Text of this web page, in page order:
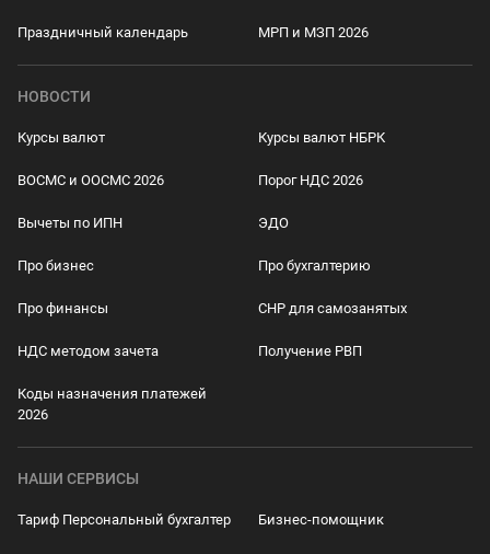
Праздничный календарь МРП и МЗП 2026
НОВОСТИ
Курсы валют Курсы валют НБРК
ВОСМС и ООСМС 2026 Порог НДС 2026
Вычеты по ИПН ЭДО
Про бизнес Про бухгалтерию
Про финансы СНР для самозанятых
НДС методом зачета Получение РВП
Коды назначения платежей
2026
НАШИ СЕРВИСЫ
Тариф Персональный бухгалтер Бизнес-помощник